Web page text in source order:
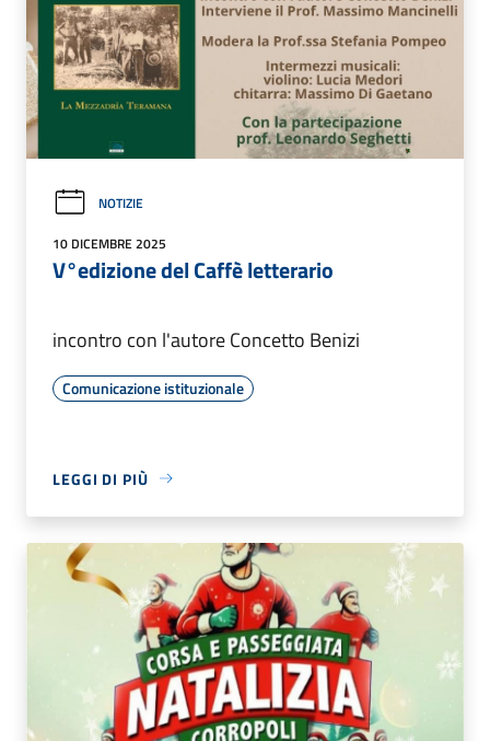
NOTIZIE
10 DICEMBRE 2025
V°edizione del Caffè letterario
incontro con l'autore Concetto Benizi
Comunicazione istituzionale
LEGGI DI PIÙ